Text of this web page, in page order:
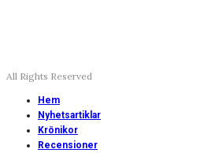
All Rights Reserved
Hem
Nyhetsartiklar
Krönikor
Recensioner